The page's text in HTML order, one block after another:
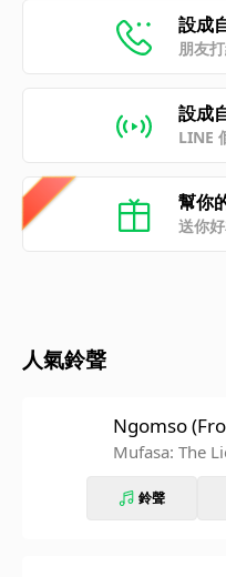
設成
朋友
設成
LINE
幫你
送你
人氣鈴聲
Ngomso
g"/
Mufasa: The
鈴聲